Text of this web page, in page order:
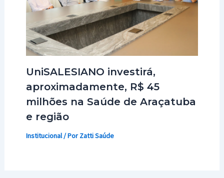
UniSALESIANO investirá,
aproximadamente, R$ 45
milhões na Saúde de Araçatuba
e região
Institucional/ PorZatti Saúde